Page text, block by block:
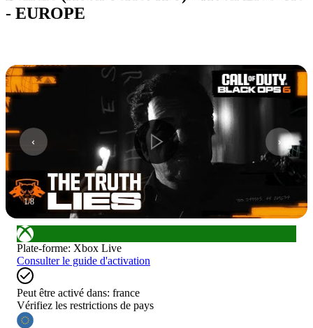
- EUROPE
1/8
Plate-forme: Xbox Live
Consulter le guide d'activation
Peut être activé dans: france
Vérifiez les restrictions de pays